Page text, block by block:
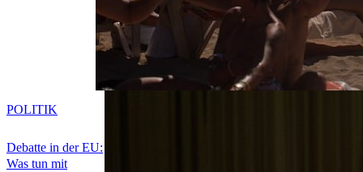
Debatte in der EU:
Was tun mit
POLITIK